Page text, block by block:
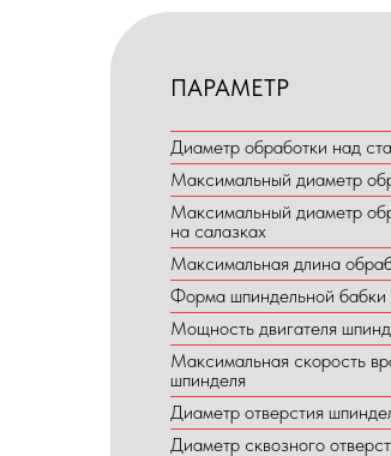
ПАРАМЕТР
Диаметр обработки над
Максимальный диаметр
Максимальный диаметр
на салазках
Максимальная длина
Форма шпиндельной бабки
Мощность двигателя
Максимальная скорость
шпинделя
Диаметр отверстия
Диаметр сквозного